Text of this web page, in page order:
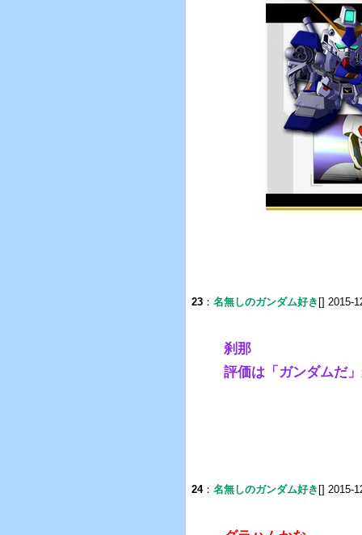
23 ： 名無しのガンダム好き [] 2015-
刹那
評価は「ガンダムだ
24： 名無しのガンダム好き [] 2015-